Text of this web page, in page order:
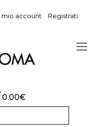
mio account Registrati
0.00€